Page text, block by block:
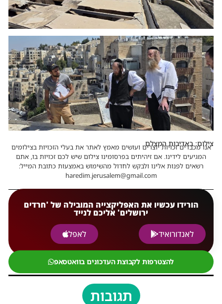
צילום: באדיבות המצלם
אנו מכבדים זכויות יוצרים ועושים מאמץ לאתר את בעלי הזכויות בצילומים
המגיעים לידינו. אם זיהיתים בפרסומינו צילום שיש לכם זכויות בו, אתם
רשאים לפנות אלינו ולבקש לחדול מהשימוש באמצעות כתובת המייל:
haredim.jerusalem@gmail.com
הורידו עכשיו את האפליקצייה המובילה של 'חרדים
ירושלים' אליכם לנייד
לאנדורואיד
לאפל
להצטרפות לקבוצת העדכונים בוואטסאפ
תגובות